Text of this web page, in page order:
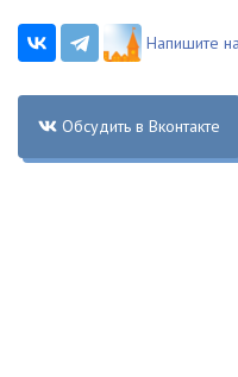
Напишите
Обсудить в Вконтакте